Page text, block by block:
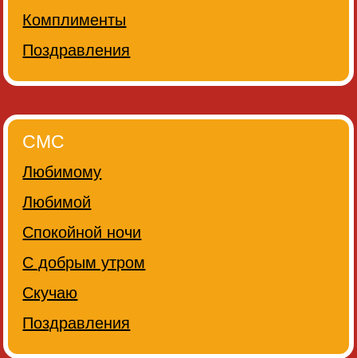
Комплименты
Поздравления
СМС
Любимому
Любимой
Спокойной ночи
С добрым утром
Скучаю
Поздравления